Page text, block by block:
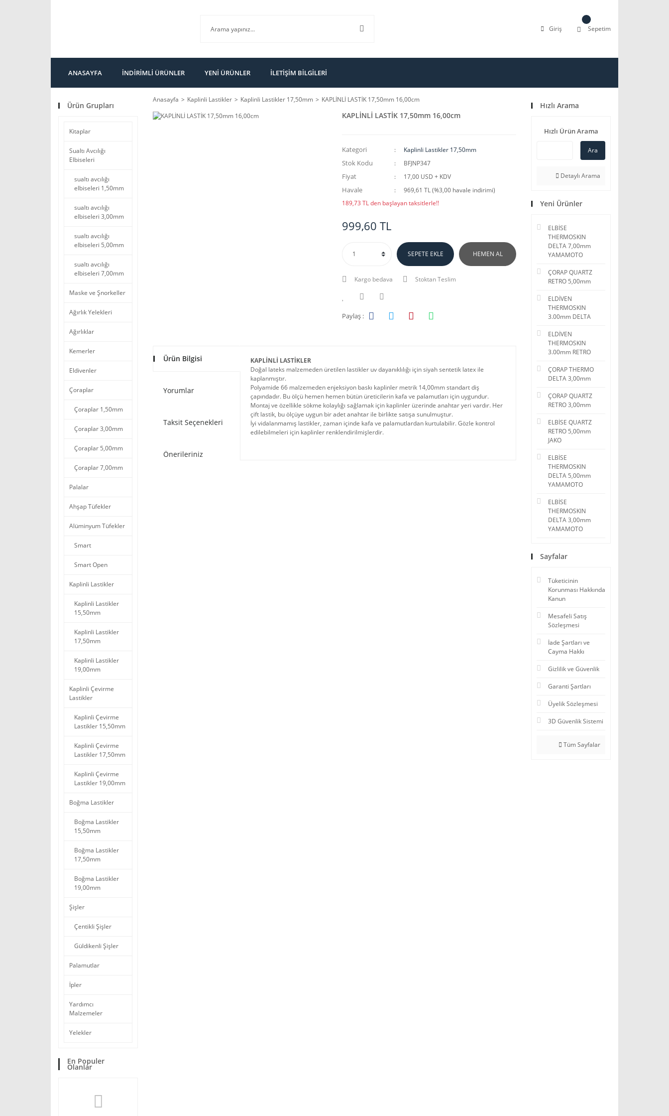
Giriş Sepetim
ANASAYFA İNDİRİMLİ ÜRÜNLER YENİ ÜRÜNLER İLETİŞİM BİLGİLERİ
Ürün Grupları
Kitaplar
Sualtı Avcılığı
Elbiseleri
sualtı avcılığı
elbiseleri 1,50mm
sualtı avcılığı
elbiseleri 3,00mm
sualtı avcılığı
elbiseleri 5,00mm
sualtı avcılığı
elbiseleri 7,00mm
Maske ve Şnorkeller
Ağırlık Yelekleri
Ağırlıklar
Kemerler
Eldivenler
Çoraplar
Çoraplar 1,50mm
Çoraplar 3,00mm
Çoraplar 5,00mm
Çoraplar 7,00mm
Palalar
Ahşap Tüfekler
Alüminyum Tüfekler
Smart
Smart Open
Kaplinli Lastikler
Kaplinli Lastikler
15,50mm
Kaplinli Lastikler
17,50mm
Kaplinli Lastikler
19,00mm
Kaplinli Çevirme
Lastikler
Kaplinli Çevirme
Lastikler 15,50mm
Kaplinli Çevirme
Lastikler 17,50mm
Kaplinli Çevirme
Lastikler 19,00mm
Boğma Lastikler
Boğma Lastikler
15,50mm
Boğma Lastikler
17,50mm
Boğma Lastikler
19,00mm
Şişler
Çentikli Şişler
Güldikenli Şişler
Palamutlar
İpler
Yardımcı
Malzemeler
Yelekler
En Populer
Olanlar
Anasayfa Kaplinli Lastikler Kaplinli Lastikler 17,50mm KAPLİNLİ LASTİK 17,50mm 16,00cm
KAPLİNLİ LASTİK 17,50mm 16,00cm
Kategori Kaplinli Lastikler 17,50mm
Stok Kodu BFJNP347
Fiyat 17,00 USD + KDV
Havale
969,61 TL (%3,00 havale indirimi)
189,73 TL den başlayan taksitlerle!!
999,60 TL
SEPETE EKLE HEMEN AL
Kargo bedava Stoktan Teslim
Paylaş :
Ürün Bilgisi
Yorumlar
Taksit Seçenekleri
Önerileriniz
KAPLİNLİ LASTİKLER
Doğal lateks malzemeden üretilen lastikler uv dayanıklılığı için siyah sentetik latex ile
kaplanmıştır.
Polyamide 66 malzemeden enjeksiyon baskı kaplinler metrik 14,00mm standart diş
çapındadır. Bu ölçü hemen hemen bütün üreticilerin kafa ve palamutları için uygundur.
Montaj ve özellikle sökme kolaylığı sağlamak için kaplinler üzerinde anahtar yeri vardır. Her
çift lastik, bu ölçüye uygun bir adet anahtar ile birlikte satışa sunulmuştur.
İyi vidalanmamış lastikler, zaman içinde kafa ve palamutlardan kurtulabilir. Gözle kontrol
edilebilmeleri için kaplinler renklendirilmişlerdir.
Hızlı Arama
Hızlı Ürün Arama
Ara
Detaylı Arama
Yeni Ürünler
ELBİSE
THERMOSKIN
DELTA 7,00mm
YAMAMOTO
ÇORAP QUARTZ
RETRO 5,00mm
ELDİVEN
THERMOSKIN
3.00mm DELTA
ELDİVEN
THERMOSKIN
3.00mm RETRO
ÇORAP THERMO
DELTA 3,00mm
ÇORAP QUARTZ
RETRO 3,00mm
ELBİSE QUARTZ
RETRO 5,00mm
JAKO
ELBİSE
THERMOSKIN
DELTA 5,00mm
YAMAMOTO
ELBİSE
THERMOSKIN
DELTA 3,00mm
YAMAMOTO
Sayfalar
Tüketicinin
Korunması Hakkında
Kanun
Mesafeli Satış
Sözleşmesi
İade Şartları ve
Cayma Hakkı
Gizlilik ve Güvenlik
Garanti Şartları
Üyelik Sözleşmesi
3D Güvenlik Sistemi
Tüm Sayfalar